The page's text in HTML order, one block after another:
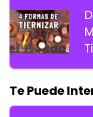
Te Puede